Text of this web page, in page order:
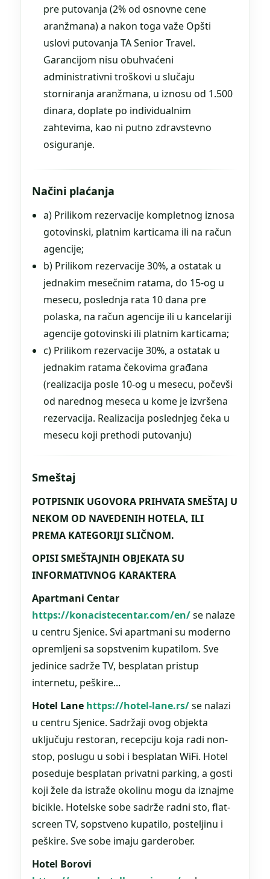
pre putovanja (2% od osnovne cene
aranžmana) a nakon toga važe Opšti
uslovi putovanja TA Senior Travel.
Garancijom nisu obuhvaćeni
administrativni troškovi u slučaju
storniranja aranžmana, u iznosu od 1.500
dinara, doplate po individualnim
zahtevima, kao ni putno zdravstevno
osiguranje.
Načini plaćanja
a) Prilikom rezervacije kompletnog iznosa
gotovinski, platnim karticama ili na račun
agencije;
b) Prilikom rezervacije 30%, a ostatak u
jednakim mesečnim ratama, do 15-og u
mesecu, poslednja rata 10 dana pre
polaska, na račun agencije ili u kancelariji
agencije gotovinski ili platnim karticama;
c) Prilikom rezervacije 30%, a ostatak u
jednakim ratama čekovima građana
(realizacija posle 10-og u mesecu, počevši
od narednog meseca u kome je izvršena
rezervacija. Realizacija poslednjeg čeka u
mesecu koji prethodi putovanju)
Smeštaj
POTPISNIK UGOVORA PRIHVATA SMEŠTAJ U
NEKOM OD NAVEDENIH HOTELA, ILI
PREMA KATEGORIJI SLIČNOM.
OPISI SMEŠTAJNIH OBJEKATA SU
INFORMATIVNOG KARAKTERA
Apartmani Centar
https://konacistecentar.com/en/se nalaze
u centru Sjenice. Svi apartmani su moderno
opremljeni sa sopstvenim kupatilom. Sve
jedinice sadrže TV, besplatan pristup
internetu, peškire...
Hotel Lane https://hotel-lane.rs/se nalazi
u centru Sjenice. Sadržaji ovog objekta
uključuju restoran, recepciju koja radi non-
stop, poslugu u sobi i besplatan WiFi. Hotel
poseduje besplatan privatni parking, a gosti
koji žele da istraže okolinu mogu da iznajme
bicikle. Hotelske sobe sadrže radni sto, flat-
screen TV, sopstveno kupatilo, posteljinu i
peškire. Sve sobe imaju garderober.
Hotel Borovi